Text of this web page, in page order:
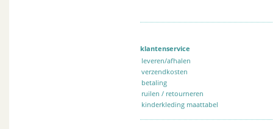
klantenservice
leveren/afhalen
verzendkosten
betaling
ruilen / retourneren
kinderkleding maattabel